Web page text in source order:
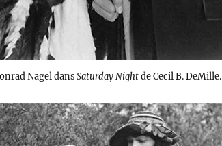
Nagel dansSaturday Nightde Cecil B. DeMille.